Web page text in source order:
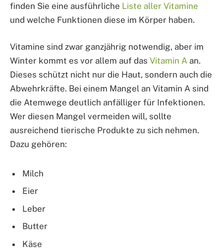
finden Sie eine ausführliche Liste aller Vitamine
und welche Funktionen diese im Körper haben.
Vitamine sind zwar ganzjährig notwendig, aber im
Winter kommt es vor allem auf das Vitamin A an.
Dieses schützt nicht nur die Haut, sondern auch die
Abwehrkräfte. Bei einem Mangel an Vitamin A sind
die Atemwege deutlich anfälliger für Infektionen.
Wer diesen Mangel vermeiden will, sollte
ausreichend tierische Produkte zu sich nehmen.
Dazu gehören:
Milch
Eier
Leber
Butter
Käse